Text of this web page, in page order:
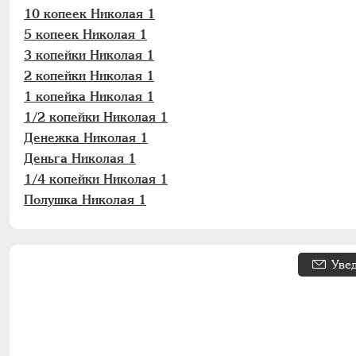
10 копеек Николая 1
5 копеек Николая 1
3 копейки Николая 1
2 копейки Николая 1
1 копейка Николая 1
1/2 копейки Николая 1
Денежка Николая 1
Деньга Николая 1
1/4 копейки Николая 1
Полушка Николая 1